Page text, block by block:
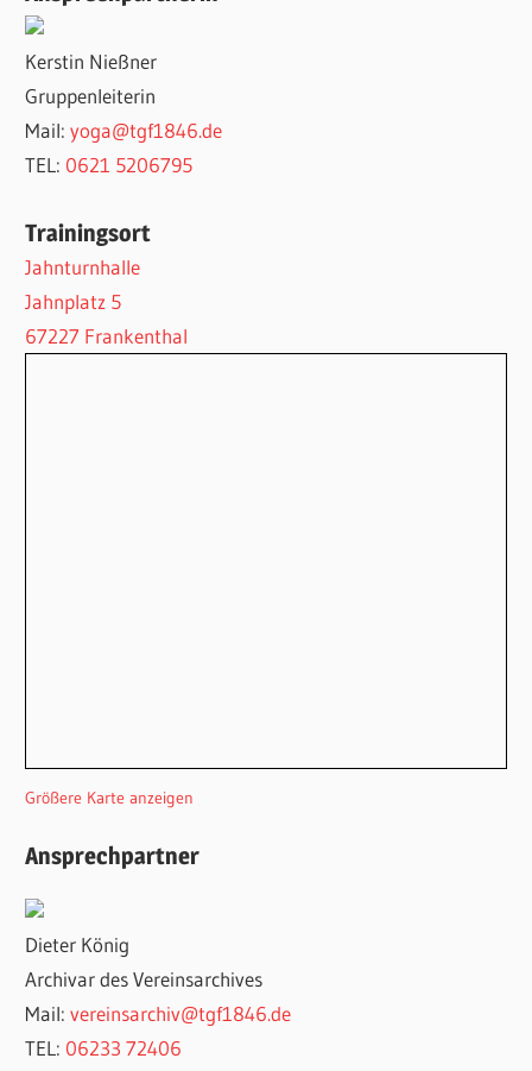
Kerstin Nießner
Gruppenleiterin
Mail:yoga@tgf1846.de
TEL: 0621 5206795
Trainingsort
Jahnturnhalle
Jahnplatz 5
67227 Frankenthal
Größere Karte anzeigen
Ansprechpartner
Dieter König
Archivar des Vereinsarchives
Mail:vereinsarchiv@tgf1846.de
TEL: 06233 72406